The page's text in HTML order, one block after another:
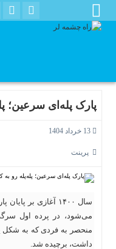
پارک پله‌ای سرعین؛
پرینت
سال ۱۴۰۰ آغازی بر
می‌شود، در پرده اول
منحصر به فردی که به شکل
داشت، برچیده شد.